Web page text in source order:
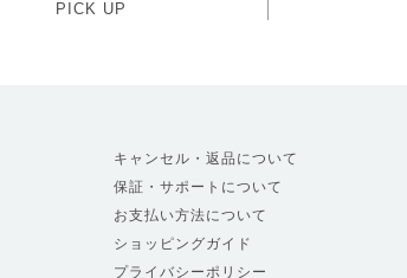
PICK UP
キャンセル・返品について
保証・サポートについて
お支払い方法について
ショッピングガイド
プライバシーポリシー